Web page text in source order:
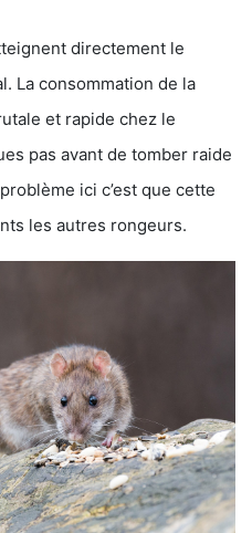
directement le
La consommation de la
et rapide chez le
pas avant de tomber raide
ici c’est que cette
les autres rongeurs.